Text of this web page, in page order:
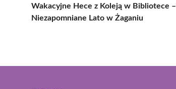
Wakacyjne Hece z Koleją w Bibliotece –
Niezapomniane Lato w Żaganiu